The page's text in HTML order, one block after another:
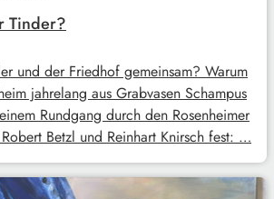
Tinder?
und der Friedhof gemeinsam? Warum
jahrelang aus Grabvasen Schampus
Rundgang durch den Rosenheimer
Betzl und Reinhart Knirsch fest: …